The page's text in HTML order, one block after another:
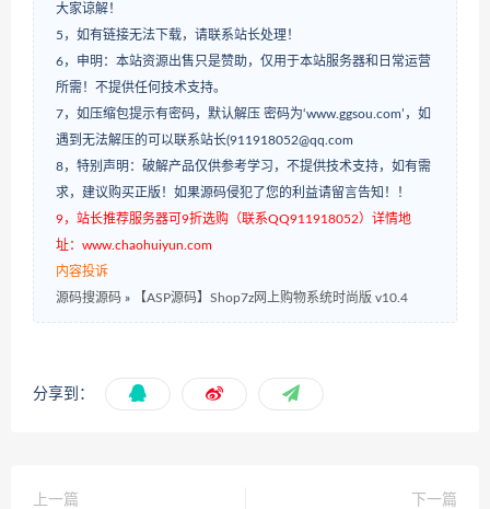
大家谅解！
5，如有链接无法下载，请联系站长处理！
6，申明：本站资源出售只是赞助，仅用于本站服务器和日常运营
所需！不提供任何技术支持。
7，如压缩包提示有密码，默认解压 密码为‘www.ggsou.com’，如
遇到无法解压的可以联系站长(911918052@qq.com
8，特别声明：破解产品仅供参考学习，不提供技术支持，如有需
求，建议购买正版！如果源码侵犯了您的利益请留言告知！！
9，站长推荐服务器可9折选购（联系QQ911918052）详情地
址：www.chaohuiyun.com
内容投诉
源码搜源码 » 【ASP源码】Shop7z网上购物系统时尚版 v10.4
分享到：
上一篇
下一篇